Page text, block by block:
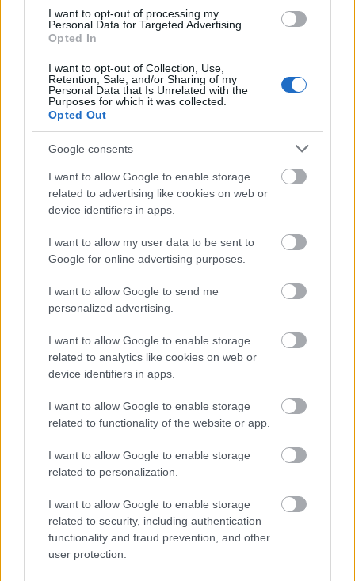
I want to opt-out of processing my
Personal Data for Targeted Advertising.
Opted In
I want to opt-out of Collection, Use,
Retention, Sale, and/or Sharing of my
Personal Data that Is Unrelated with the
Purposes for which it was collected.
Opted Out
Google consents
I want to allow Google to enable storage
related to advertising like cookies on web or
device identifiers in apps.
I want to allow my user data to be sent to
Google for online advertising purposes.
I want to allow Google to send me
personalized advertising.
I want to allow Google to enable storage
related to analytics like cookies on web or
device identifiers in apps.
I want to allow Google to enable storage
related to functionality of the website or app.
I want to allow Google to enable storage
related to personalization.
I want to allow Google to enable storage
related to security, including authentication
functionality and fraud prevention, and other
user protection.
"Nem számít küllem?
Próbáld meg: dörzsöld csak le
Koltai
fotó:
Albert
Július 9 -én vasárnap, 19 órától újraSzínészklub
melynek keretében Koltai Róbert
Koltai Róberta háború legnehezebb évében, 1943-
ban született. Bevallása szerint azért tanult meg
négy éves korában olvasni, hogy kedvére
böngészhesse a Népsportot... A futball iránti
szeretetét édesapjának köszönheti, mint azt is, hogy
hamar belátta, nem a futball az a terület, amiben
kiteljesedhet. Bezzeg a színjátszás! Tizenkét éves
korában nyerte az első szavalóversenyt s onnantól
Színművészeti Főiskolára második
nekirugaszkodásra sikerült bekerülnie. Az első
- Akkor elkapott valami - vallja Koltai - ami azóta is
sodor tovább újabb szerepek, rendezések később a
Számos emlékezetes színházi, filmes játékáról és
rendezéséről, pályájáról, terveiről vall majd e
vasárnap estén Csáki Juditnakés mindenkinek, aki
a Pódiumot választja esti programul.